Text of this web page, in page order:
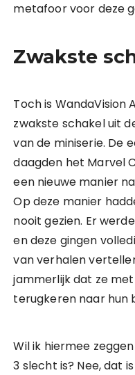
metafoor voor deze
Zwakste
Toch is WandaVision
zwakste schakel uit
van de miniserie. De
daagden het Marvel
een nieuwe manier
Op deze manier
nooit gezien. Er
en deze gingen
van verhalen
jammerlijk dat ze
terugkeren naar hun
Wil ik hiermee
3 slecht is? Nee, dat